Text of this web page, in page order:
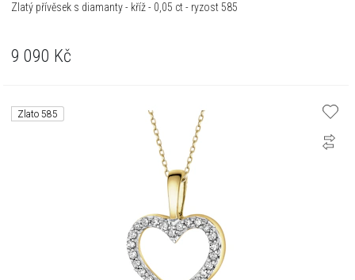
Zlatý přívěsek s diamanty - kříž - 0,05 ct - ryzost 585
9 090 Kč
Zlato 585